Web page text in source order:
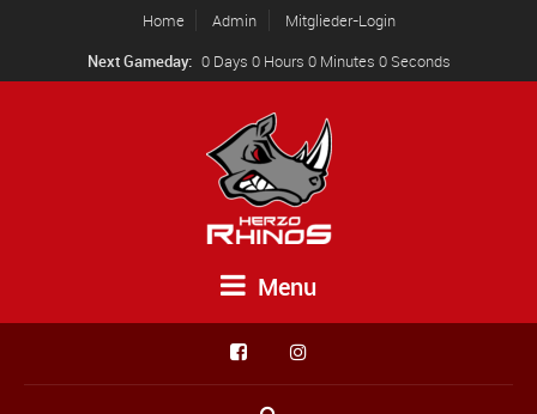
Home Admin
Mitglieder-Login
Next Gameday: 0 Days 0 Hours 0 Minutes 0 Seconds
Menu